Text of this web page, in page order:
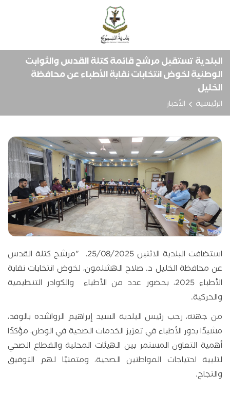
البلدية تستقبل مرشح قائمة كتلة القدس والثوابت
الوطنية لخوض انتخابات نقابة الأطباء عن محافظة
الخليل
الرئيسية الأخبار
استضافت البلدية الاثنين 25/08/2025، "مرشح كتلة القدس
عن محافظة الخليل د. صلاح الهشلمون، لخوض انتخابات نقابة
الأطباء 2025، بحضور عدد من الأطباء والكوادر التنظيمية
والحركية.
من جهته، رحب رئيس البلدية السيد إبراهيم الرواشده بالوفد،
مشيدًا بدور الأطباء في تعزيز الخدمات الصحية في الوطن، مؤكدًا
أهمية التعاون المستمر بين الهيئات المحلية والقطاع الصحي
لتلبية احتياجات المواطنين الصحية، ومتمنيًا لهم التوفيق
والنجاح.